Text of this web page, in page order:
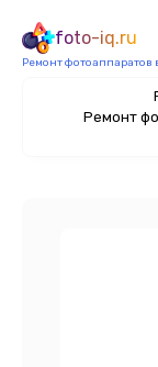
foto-iq.ru
Ремонт фотоаппаратов
Ремонт